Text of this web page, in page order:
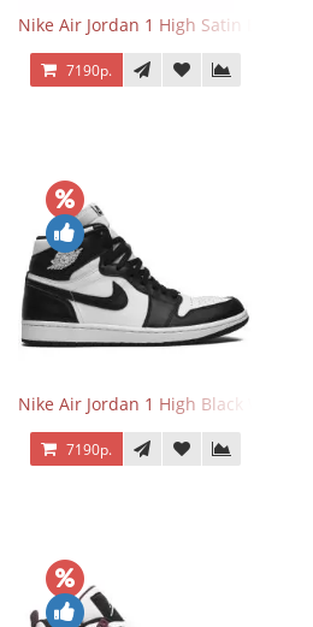
Nike Air Jordan 1 High Satin Black Toe
7190р.
Nike Air Jordan 1 High Black White
7190р.